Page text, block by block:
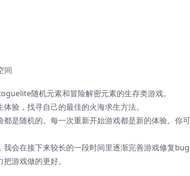
间
随机元素和冒险解密元素的生存类游戏。
验，找寻自己的最佳的火海求生方法。
是随机的。每一次重新开始游戏都是新的体验。你
会在接下来较长的一段时间里逐渐完善游戏修复
游戏做的更好。